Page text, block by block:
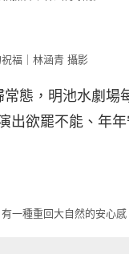
福｜林涵青 攝影
常態，明池水劇場
出欲罷不能、年
一種重回大自然的安心